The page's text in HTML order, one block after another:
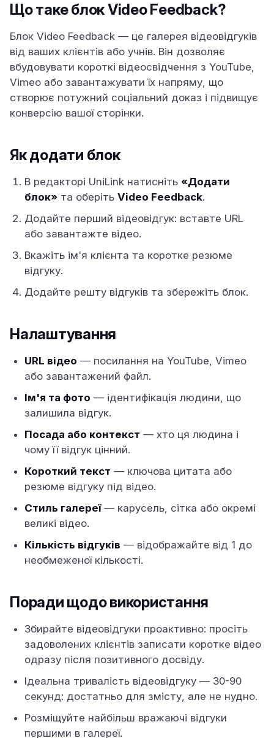
Що таке блок Video Feedback?
Блок Video Feedback — це галерея відеовідгуків
від ваших клієнтів або учнів. Він дозволяє
вбудовувати короткі відеосвідчення з YouTube,
Vimeo або завантажувати їх напряму, що
створює потужний соціальний доказ і підвищує
конверсію вашої сторінки.
Як додати блок
В редакторі UniLink натисніть «Додати
блок» та оберіть Video Feedback.
Додайте перший відеовідгук: вставте URL
або завантажте відео.
Вкажіть ім'я клієнта та коротке резюме
відгуку.
Додайте решту відгуків та збережіть блок.
Налаштування
URL відео — посилання на YouTube, Vimeo
або завантажений файл.
Ім'я та фото — ідентифікація людини, що
залишила відгук.
Посада або контекст — хто ця людина і
чому її відгук цінний.
Короткий текст — ключова цитата або
резюме відгуку під відео.
Стиль галереї— карусель, сітка або окремі
великі відео.
Кількість відгуків — відображайте від 1 до
необмеженої кількості.
Поради щодо використання
Збирайте відеовідгуки проактивно: просіть
задоволених клієнтів записати коротке відео
одразу після позитивного досвіду.
Ідеальна тривалість відеовідгуку — 30-90
секунд: достатньо для змісту, але не нудно.
Розміщуйте найбільш вражаючі відгуки
першими в галереї.